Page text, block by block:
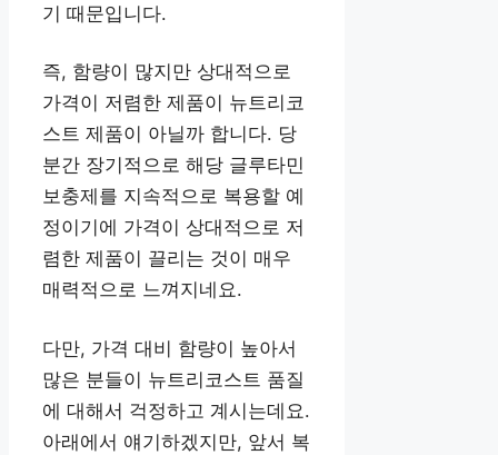
기 때문입니다.
즉, 함량이 많지만 상대적으로
가격이 저렴한 제품이 뉴트리코
스트 제품이 아닐까 합니다. 당
분간 장기적으로 해당 글루타민
보충제를 지속적으로 복용할 예
정이기에 가격이 상대적으로 저
렴한 제품이 끌리는 것이 매우
매력적으로 느껴지네요.
다만, 가격 대비 함량이 높아서
많은 분들이 뉴트리코스트 품질
에 대해서 걱정하고 계시는데요.
아래에서 얘기하겠지만, 앞서 복